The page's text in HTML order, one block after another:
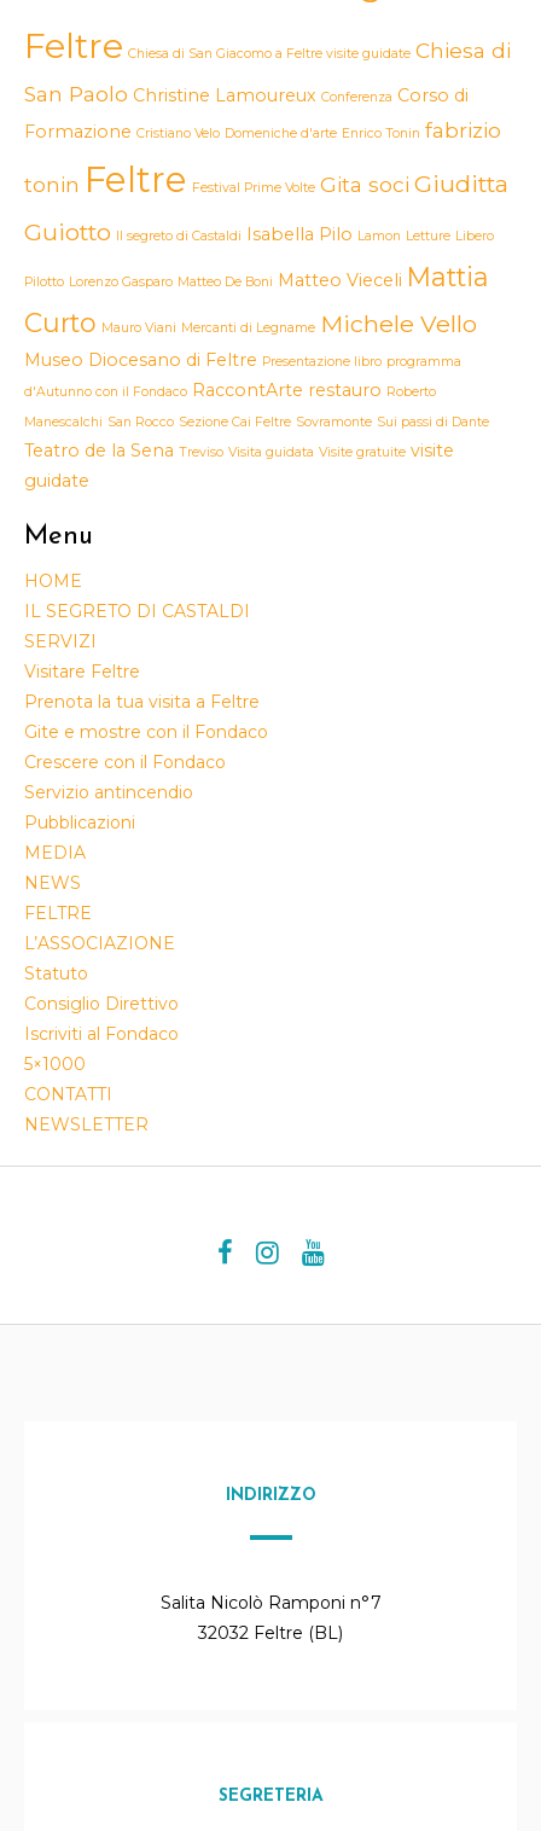
Feltre Chiesa di San Giacomo a Feltre visite guidate Chiesa di
San Paolo Christine Lamoureux Conferenza Corso di
Formazione Cristiano Velo Domeniche d'arte Enrico Tonin fabrizio
tonin Feltre Festival Prime Volte Gita soci Giuditta
Guiotto Il segreto di Castaldi Isabella Pilo Lamon Letture Libero
Pilotto Lorenzo Gasparo Matteo De Boni Matteo Vieceli Mattia
Curto Mauro Viani Mercanti di Legname Michele Vello
Museo Diocesano di Feltre Presentazione libro programma
d'Autunno con il Fondaco RaccontArte restauro Roberto
Manescalchi San Rocco Sezione Cai Feltre Sovramonte Sui passi di Dante
Teatro de la Sena Treviso Visita guidata Visite gratuite visite
guidate
Menu
HOME
IL SEGRETO DI CASTALDI
SERVIZI
Visitare Feltre
Prenota la tua visita a Feltre
Gite e mostre con il Fondaco
Crescere con il Fondaco
Servizio antincendio
Pubblicazioni
MEDIA
NEWS
FELTRE
L’ASSOCIAZIONE
Statuto
Consiglio Direttivo
Iscriviti al Fondaco
5×1000
CONTATTI
NEWSLETTER
INDIRIZZO
Salita Nicolò Ramponi n°7
32032 Feltre (BL)
SEGRETERIA